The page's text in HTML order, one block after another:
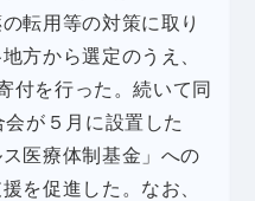
転用等の対策に取り
方から選定のうえ、
付を行った。続いて同
が５月に設置した
医療体制基金」への
を促進した。なお、